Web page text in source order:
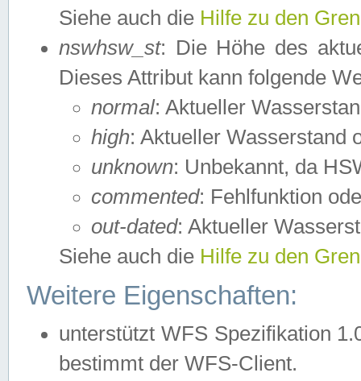
Siehe auch die Hilfe zu den
nswhsw_st: Die Höhe des
Dieses Attribut kann folgende
normal: Aktueller
high: Aktueller Wasserstand
unknown: Unbekannt, da
commented: Fehlfunktion
out-dated: Aktueller
Siehe auch die Hilfe zu den
Weitere Eigenschaften:
unterstützt WFS Spezifikation
bestimmt der WFS-Client.